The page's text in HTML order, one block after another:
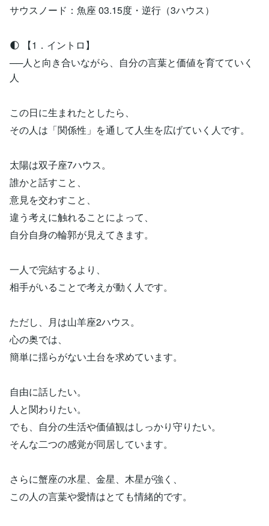
サウスノード：魚座 03.15度・逆行（3ハウス）
🌓 【1．イントロ】
──人と向き合いながら、自分の言葉と価値を育てていく
人
この日に生まれたとしたら、
その人は「関係性」を通して人生を広げていく人です。
太陽は双子座7ハウス。
誰かと話すこと、
意見を交わすこと、
違う考えに触れることによって、
自分自身の輪郭が見えてきます。
一人で完結するより、
相手がいることで考えが動く人です。
ただし、月は山羊座2ハウス。
心の奥では、
簡単に揺らがない土台を求めています。
自由に話したい。
人と関わりたい。
でも、自分の生活や価値観はしっかり守りたい。
そんな二つの感覚が同居しています。
さらに蟹座の水星、金星、木星が強く、
この人の言葉や愛情はとても情緒的です。